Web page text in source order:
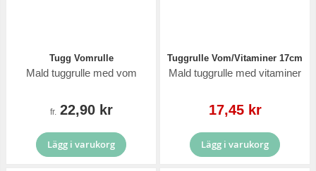
Tugg Vomrulle
Mald tuggrulle med vom
fr. 22,90 kr
Lägg i varukorg
Tuggrulle Vom/Vitaminer 17cm
Mald tuggrulle med vitaminer
Reapris
17,45 kr
Lägg i varukorg